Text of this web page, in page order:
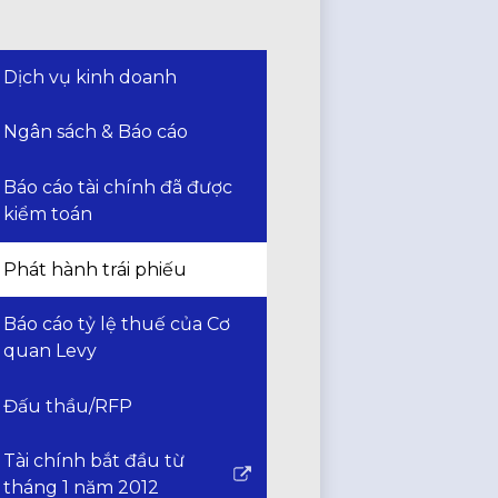
Dịch vụ kinh doanh
Ngân sách & Báo cáo
Báo cáo tài chính đã được
kiểm toán
Phát hành trái phiếu
Báo cáo tỷ lệ thuế của Cơ
quan Levy
Đấu thầu/RFP
Tài chính bắt đầu từ
tháng 1 năm 2012
Liên